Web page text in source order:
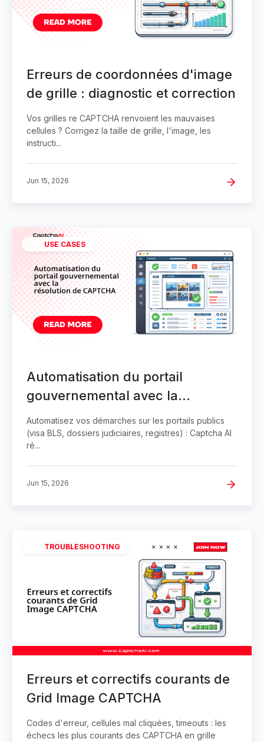
Erreurs de coordonnées d'image
de grille : diagnostic et correction
Vos grilles re CAPTCHA renvoient les mauvaises
cellules ? Corrigez la taille de grille, l'image, les
instructi...
Jun 15, 2026
USE CASES
Automatisation du portail
gouvernemental avec la
résolution de CAPTCHA
Automatisez vos démarches sur les portails publics
(visa BLS, dossiers judiciaires, registres) : Captcha AI
ré...
Jun 15, 2026
TROUBLESHOOTING
Erreurs et correctifs courants de
Grid Image CAPTCHA
Codes d'erreur, cellules mal cliquées, timeouts : les
échecs les plus courants des CAPTCHA en grille